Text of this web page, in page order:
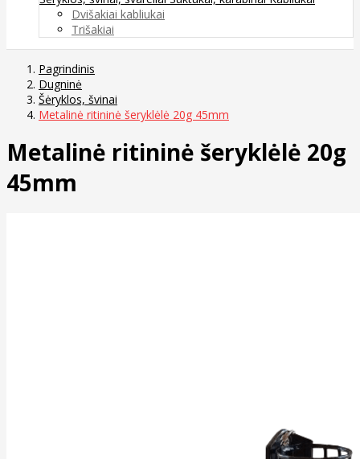
Dvišakiai kabliukai
Trišakiai
Pagrindinis
Dugninė
Šėryklos, švinai
Metalinė ritininė šeryklėlė 20g 45mm
Metalinė ritininė šeryklėlė 20g
45mm